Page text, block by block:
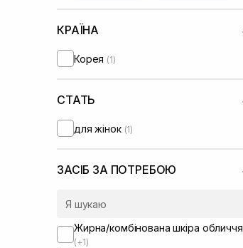
КРАЇНА
Корея (1)
СТАТЬ
для жінок (1)
ЗАСІБ ЗА ПОТРЕБОЮ
Жирна/комбінована шкіра обличчя
(+1)